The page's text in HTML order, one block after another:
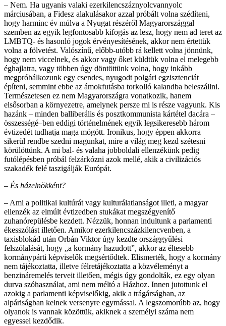
– Nem. Ha ugyanis valaki ezerkilencszáznyolcvannyolc
márciusában, a Fidesz alakulásakor azzal próbált volna szédíteni,
hogy harminc év múlva a Nyugat részéről Magyarországgal
szemben az egyik legfontosabb kifogás az lesz, hogy nem ad teret az
LMBTQ- és hasonló jogok érvényesítésének, akkor nem értettük
volna a fölvetést. Valószínű, előbb-utóbb rá kellett volna jönnünk,
hogy nem viccelnek, és akkor vagy őket küldtük volna el melegebb
éghajlatra, vagy többen úgy döntöttünk volna, hogy inkább
megpróbálkozunk egy csendes, nyugodt polgári egzisztenciát
építeni, semmint ebbe az ámokfutásba torkolló kalandba beleszállni.
Természetesen ez nem Magyarországra vonatkozik, hanem
elsősorban a környezetre, amelynek persze mi is része vagyunk. Kis
hazánk – minden balliberális és posztkommunista kártétel dacára –
összességé–ben eddigi történelmének egyik legsikeresebb három
évtizedét tudhatja maga mögött. Ironikus, hogy éppen akkorra
sikerül rendbe szedni magunkat, mire a világ meg kezd szétesni
körülöttünk. A mi bal- és valaha jobboldali ellenzékünk pedig
futólépésben próbál felzárkózni azok mellé, akik a civilizációs
szakadék felé taszigálják Európát.
– És házelnökként?
– Ami a politikai kultúrát vagy kulturálatlanságot illeti, a magyar
ellenzék az elmúlt évtizedben stukákat megszégyenítő
zuhanórepülésbe kezdett. Nézzük, honnan indultunk a parlamenti
ékesszólást illetően. Amikor ezerkilencszázkilencvenben, a
taxisblokád után Orbán Viktor úgy kezdte országgyűlési
felszólalását, hogy „a kormány hazudott”, akkor az éltesebb
kormánypárti képviselők megsértődtek. Elismerték, hogy a kormány
nem tájékoztatta, illetve félretájékoztatta a közvéleményt a
benzináremelés terveit illetően, mégis úgy gondolták, ez egy olyan
durva szóhasználat, ami nem méltó a Házhoz. Innen jutottunk el
azokig a parlamenti képviselőkig, akik a trágárságban, az
alpáriságban kelnek versenyre egymással. A legszomorúbb az, hogy
olyanok is vannak közöttük, akiknek a személyi száma nem
egyessel kezdődik.